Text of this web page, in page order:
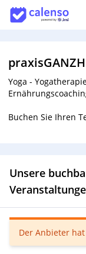
Yoga -
Buchen Sie Ihren
Unsere
Der Anbieter